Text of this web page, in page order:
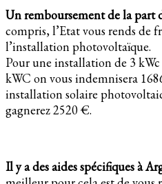
Un remboursement de la part
compris, l’Etat vous rends de
l’installation photovoltaïque.
Pour une installation de 3
kWC on vous indemnisera
installation solaire
gagnerez 2520 €.
Il y a des aides spécifiques à